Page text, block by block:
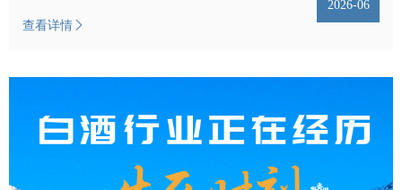
个性定
会员中
2026-06
查看详情